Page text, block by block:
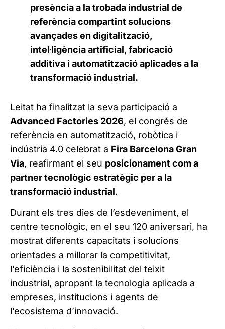
presència a la trobada industrial de
referència compartint solucions
avançades en digitalització,
intel·ligència artificial, fabricació
additiva i automatització aplicades a la
transformació industrial.
Leitat ha finalitzat la seva participació a
Advanced Factories 2026, el congrés de
referència en automatització, robòtica i
indústria 4.0 celebrat a Fira Barcelona Gran
Via, reafirmant el seu posicionament com a
partner tecnològic estratègic per a la
transformació industrial.
Durant els tres dies de l’esdeveniment, el
centre tecnològic, en el seu 120 aniversari, ha
mostrat diferents capacitats i solucions
orientades a millorar la competitivitat,
l’eficiència i la sostenibilitat del teixit
industrial, apropant la tecnologia aplicada a
empreses, institucions i agents de
l’ecosistema d’innovació.